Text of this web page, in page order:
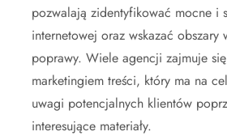
pozwalają zidentyfikować mocne i
internetowej oraz wskazać obszary
poprawy. Wiele agencji zajmuje
marketingiem treści, który ma na
uwagi potencjalnych klientów
interesujące materiały.